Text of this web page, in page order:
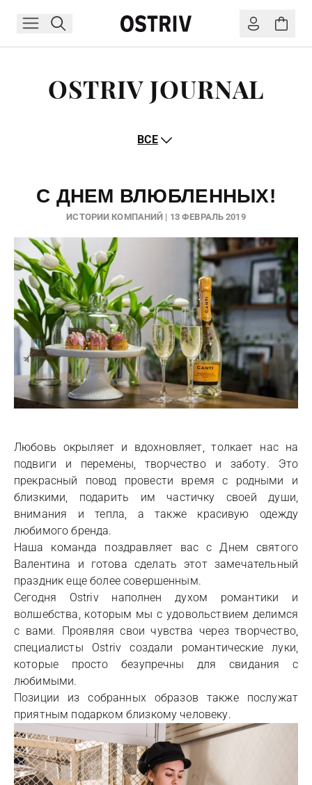
OSTRIV JOURNAL
ВСЕ
С ДНЕМ ВЛЮБЛЕННЫХ!
ИСТОРИИ КОМПАНИЙ | 13 ФЕВРАЛЬ 2019
Любовь окрыляет и вдохновляет, толкает нас на
подвиги и перемены, творчество и заботу. Это
прекрасный повод провести время с родными и
близкими, подарить им частичку своей души,
внимания и тепла, а также красивую одежду
любимого бренда.
Наша команда поздравляет вас с Днем святого
Валентина и готова сделать этот замечательный
праздник еще более совершенным.
Сегодня Ostriv наполнен духом романтики и
волшебства, которым мы с удовольствием делимся
с вами. Проявляя свои чувства через творчество,
специалисты Ostriv создали романтические луки,
которые просто безупречны для свидания с
любимыми.
Позиции из собранных образов также послужат
приятным подарком близкому человеку.